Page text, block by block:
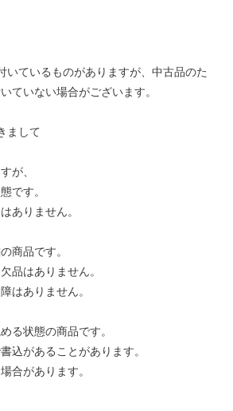
いているものがありますが、中古品のた
ていない場合がございます。
まして
が、
です。
りません。
品です。
はありません。
ありません。
状態の商品です。
があることがあります。
があります。